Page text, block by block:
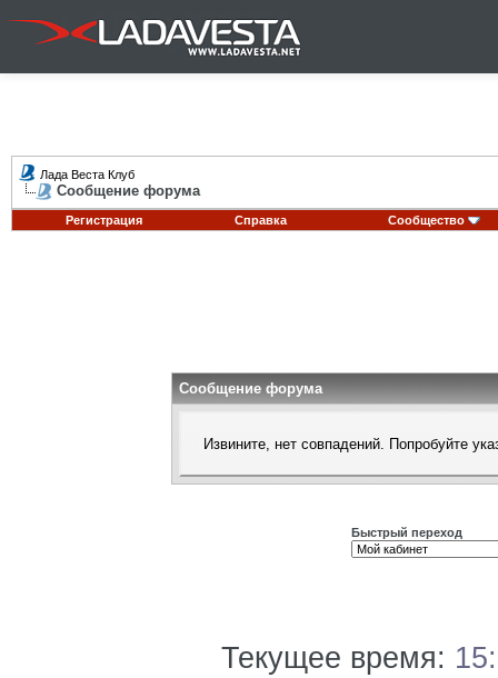
Лада Веста Клуб
Сообщение форума
Регистрация Справка Сообщество
Сообщение форума
Извините, нет совпадений. Попробуйте
Быстрый переход
Текущее время: